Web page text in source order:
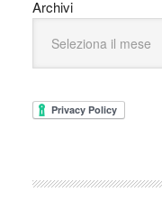
Archivi